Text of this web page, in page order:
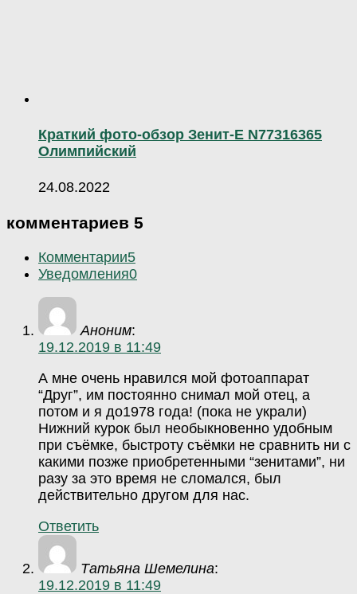
Краткий фото-обзор Зенит-Е N77316365
Олимпийский
24.08.2022
комментариев 5
Комментарии5
Уведомления0
Аноним:
19.12.2019 в 11:49
А мне очень нравился мой фотоаппарат
“Друг”, им постоянно снимал мой отец, а
потом и я до1978 года! (пока не украли)
Нижний курок был необыкновенно удобным
при съёмке, быстроту съёмки не сравнить ни с
какими позже приобретенными “зенитами”, ни
разу за это время не сломался, был
действительно другом для нас.
Ответить
Татьяна Шемелина:
19.12.2019 в 11:49